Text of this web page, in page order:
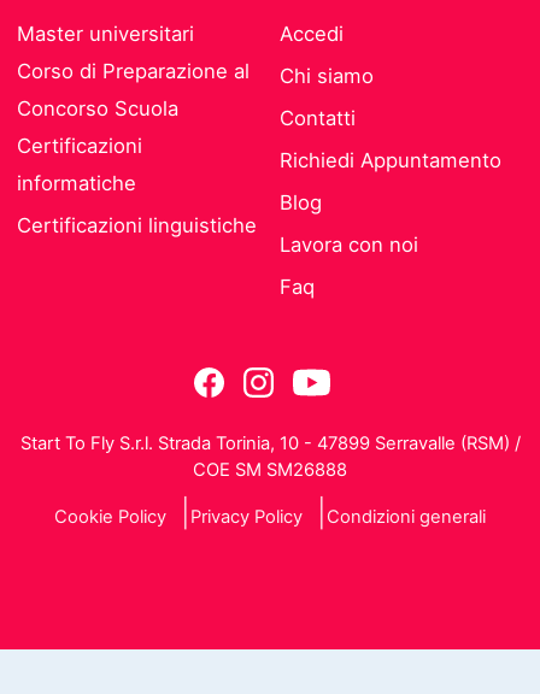
Master universitari
Corso di Preparazione al
Concorso Scuola
Certificazioni
informatiche
Certificazioni linguistiche
Accedi
Chi siamo
Contatti
Richiedi Appuntamento
Blog
Lavora con noi
Faq
Start To Fly S.r.l. Strada Torinia, 10 - 47899 Serravalle (RSM) /
COE SM SM26888
Cookie Policy Privacy Policy Condizioni generali